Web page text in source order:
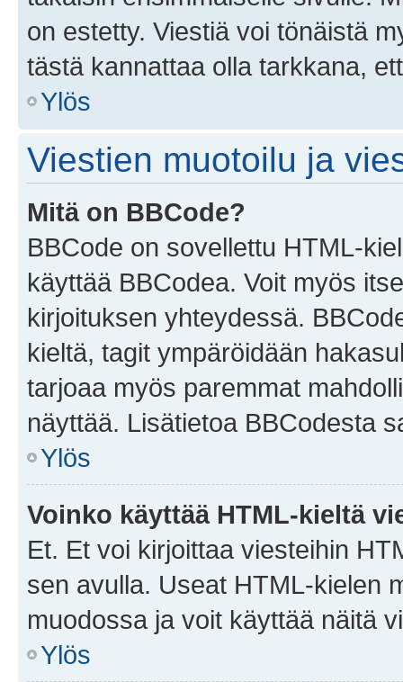
on estetty. Viestiä voi tönäistä
tästä kannattaa olla tarkkana,
Ylös
Viestien muotoilu ja
Mitä on BBCode?
BBCode on sovellettu HTML-
käyttää BBCodea. Voit myös
kirjoituksen yhteydessä.
kieltä, tagit ympäröidään
tarjoaa myös paremmat
näyttää. Lisätietoa BBCodesta
Ylös
Voinko käyttää HTML-kieltä
Et. Et voi kirjoittaa viesteihin
sen avulla. Useat HTML-kielen
muodossa ja voit käyttää näitä
Ylös